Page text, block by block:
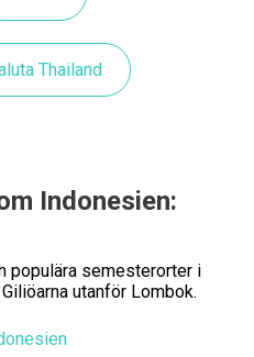
Thailand
Indonesien:
populära semesterorter i
utanför Lombok.